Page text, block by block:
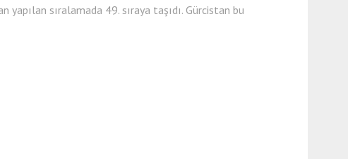
sıralamada 49. sıraya taşıdı. Gürcistan bu